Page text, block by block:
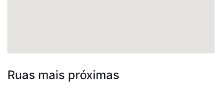
Ruas mais próximas